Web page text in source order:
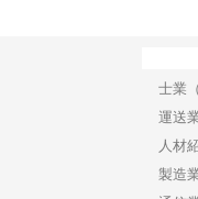
士業
運送
人材
製造